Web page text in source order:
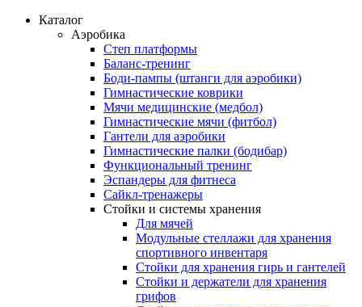
Каталог
Аэробика
Степ платформы
Баланс-тренинг
Боди-пампы (штанги для аэробики)
Гимнастические коврики
Мячи медицинские (медбол)
Гимнастические мячи (фитбол)
Гантели для аэробики
Гимнастические палки (бодибар)
Функциональный тренинг
Эспандеры для фитнеса
Сайкл-тренажеры
Стойки и системы хранения
Для мячей
Модульные стеллажи для хранения
спортивного инвентаря
Стойки для хранения гирь и гантелей
Стойки и держатели для хранения
грифов